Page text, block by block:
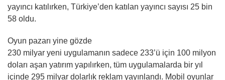
yayıncı katılırken, Türkiye’den katılan yayıncı sayısı 25 bin
58 oldu.
Oyun pazarı yine gözde
230 milyar yeni uygulamanın sadece 233’ü için 100 milyon
doları aşan yatırım yapılırken, tüm uygulamalarda bir yıl
içinde 295 milyar dolarlık reklam yayınlandı. Mobil oyunlar